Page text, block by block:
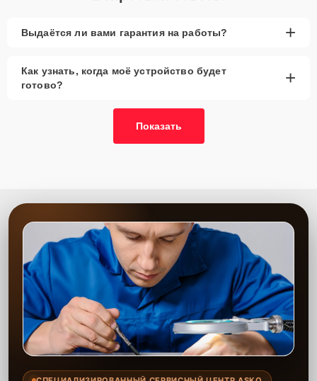
запчастей.
рассмотреть вариант с использованием
качественного аналога брендовой детали.
высококачественные запчасти, будь это 100% оригинал, или
надежные аналоги проверенных и зарекомендовавших себя
Позвонить по телефону горячей линии или
запросить обратный звонок через Форму заявки
для быстрого уточнения деталей.
Привезти устройство в ближайший центр или
передать аппарат курьеру службы доставки,
дождаться результатов диагностики и принять
решение.
Дождаться оповещения о готовности и забрать
устройство самостоятельно или воспользоваться
курьерской доставкой.
Выдаётся ли вами гарантия на работы? +
Как узнать, когда моё устройство будет
готово?
+
Показать